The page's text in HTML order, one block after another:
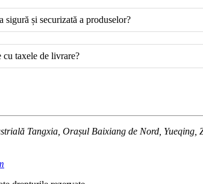
sigură și securizată a produselor?
cu taxele de livrare?
Tangxia, Orașul Baixiang de Nord, Yueqing,